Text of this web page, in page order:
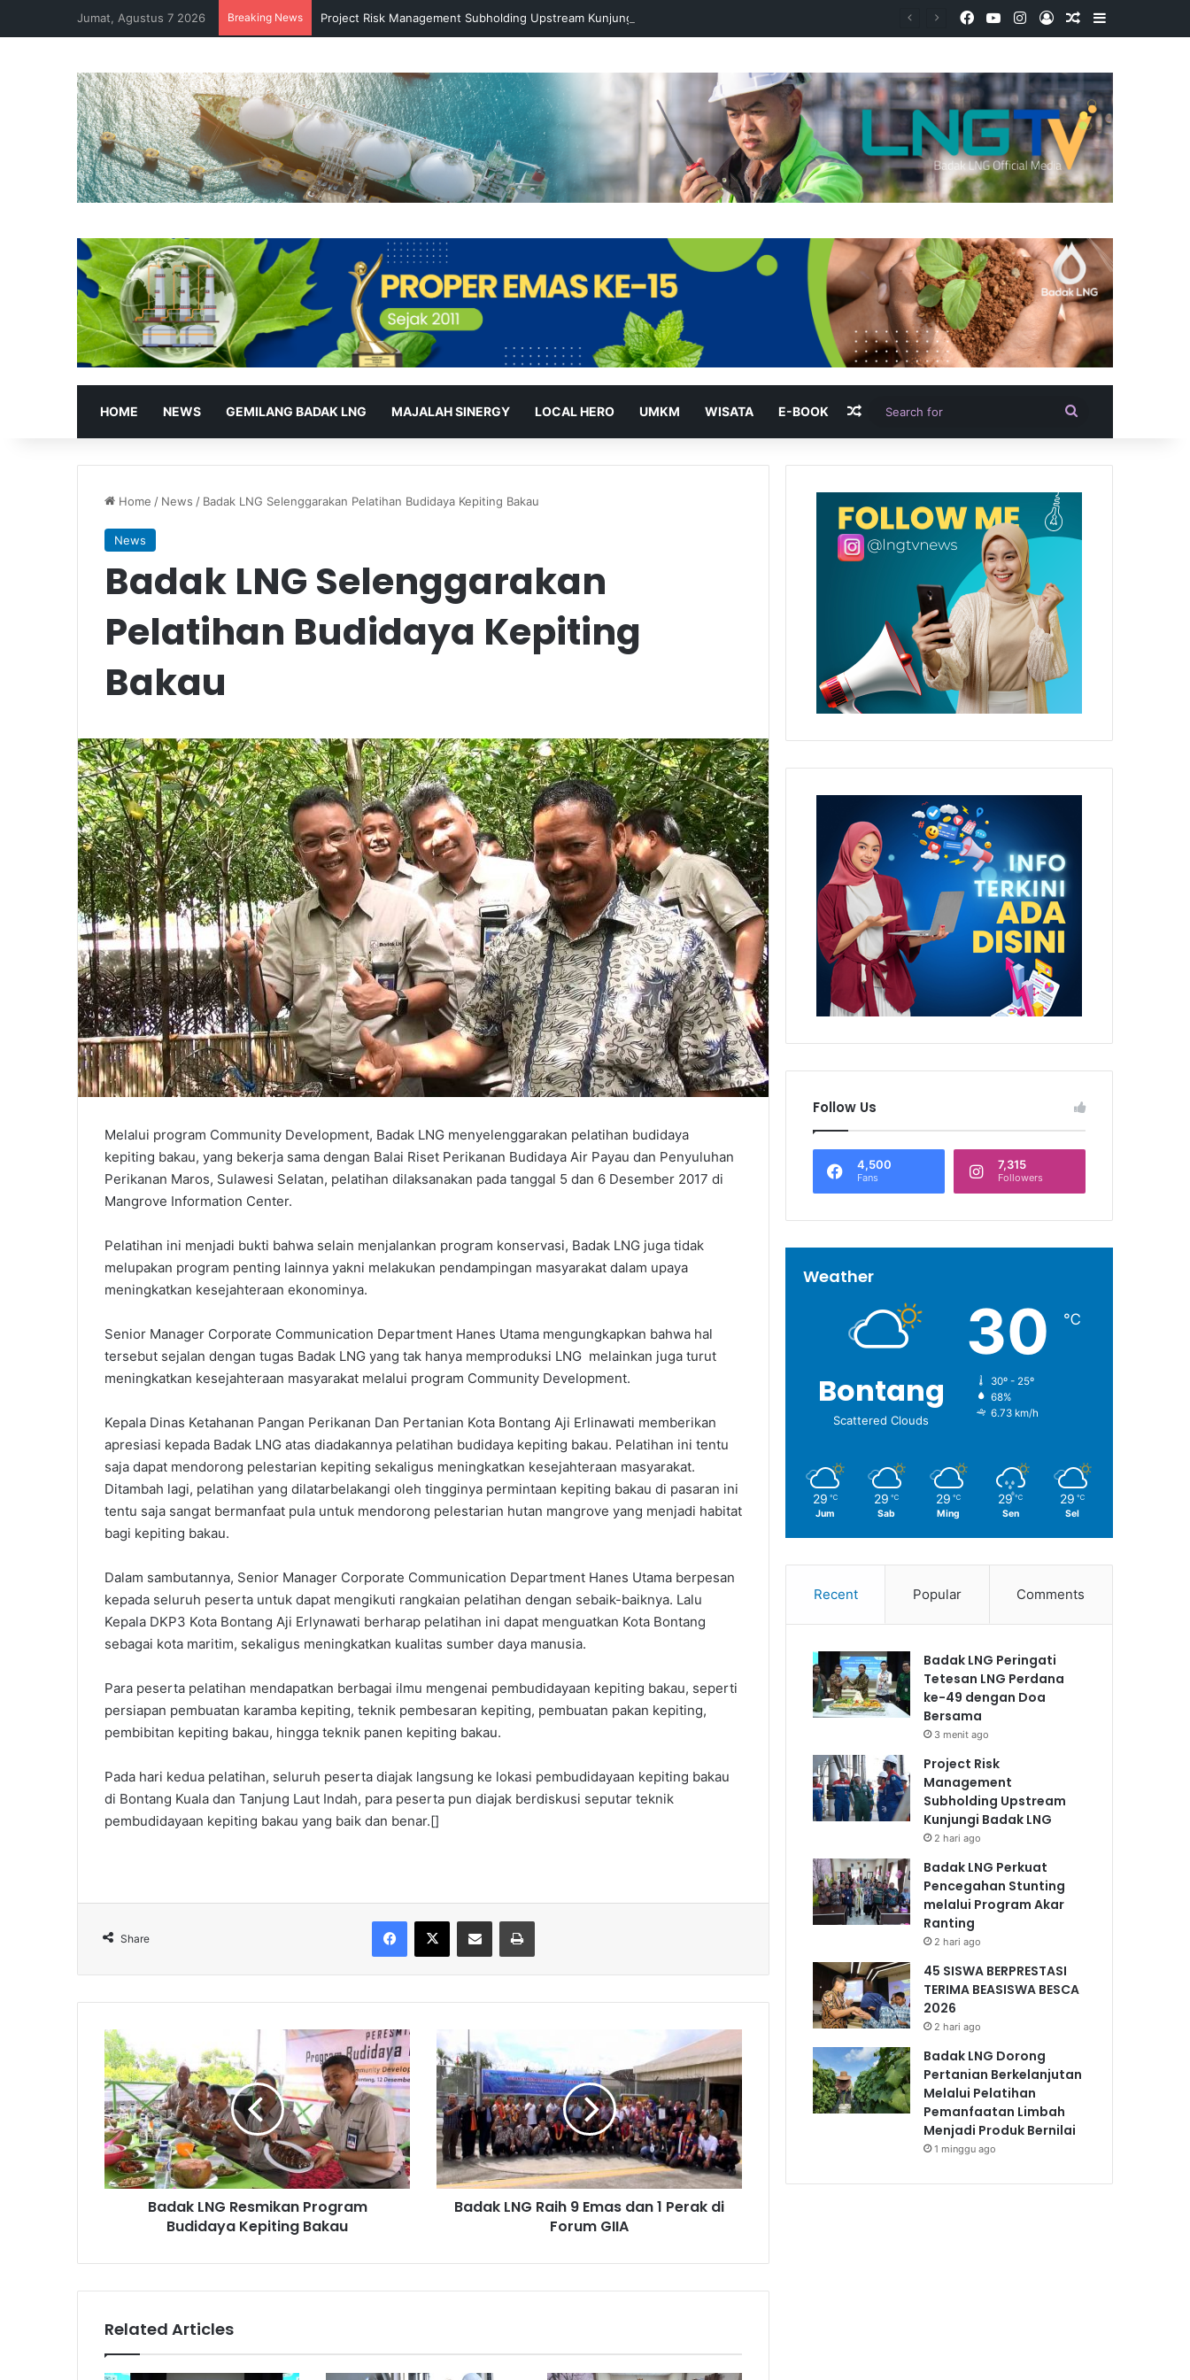
Jumat, Agustus 7 2026 Breaking News Project Risk Management Subholding Upstream Kunjungi Badak LNG Facebook
YouTubeInstagram
Log InRandom Article
Sidebar
HOME NEWS GEMILANG BADAK LNG MAJALAH SINERGY LOCAL HERO UMKM WISATA E-BOOK Random Article
for
Home / News / Badak LNG Selenggarakan Pelatihan Budidaya Kepiting Bakau
News
Badak LNG Selenggarakan
Pelatihan Budidaya Kepiting
Bakau
Melalui program Community Development, Badak LNG menyelenggarakan pelatihan budidaya
kepiting bakau, yang bekerja sama dengan Balai Riset Perikanan Budidaya Air Payau dan Penyuluhan
Perikanan Maros, Sulawesi Selatan, pelatihan dilaksanakan pada tanggal 5 dan 6 Desember 2017 di
Mangrove Information Center.
Pelatihan ini menjadi bukti bahwa selain menjalankan program konservasi, Badak LNG juga tidak
melupakan program penting lainnya yakni melakukan pendampingan masyarakat dalam upaya
meningkatkan kesejahteraan ekonominya.
Senior Manager Corporate Communication Department Hanes Utama mengungkapkan bahwa hal
tersebut sejalan dengan tugas Badak LNG yang tak hanya memproduksi LNG melainkan juga turut
meningkatkan kesejahteraan masyarakat melalui program Community Development.
Kepala Dinas Ketahanan Pangan Perikanan Dan Pertanian Kota Bontang Aji Erlinawati memberikan
apresiasi kepada Badak LNG atas diadakannya pelatihan budidaya kepiting bakau. Pelatihan ini tentu
saja dapat mendorong pelestarian kepiting sekaligus meningkatkan kesejahteraan masyarakat.
Ditambah lagi, pelatihan yang dilatarbelakangi oleh tingginya permintaan kepiting bakau di pasaran ini
tentu saja sangat bermanfaat pula untuk mendorong pelestarian hutan mangrove yang menjadi habitat
bagi kepiting bakau.
Dalam sambutannya, Senior Manager Corporate Communication Department Hanes Utama berpesan
kepada seluruh peserta untuk dapat mengikuti rangkaian pelatihan dengan sebaik-baiknya. Lalu
Kepala DKP3 Kota Bontang Aji Erlynawati berharap pelatihan ini dapat menguatkan Kota Bontang
sebagai kota maritim, sekaligus meningkatkan kualitas sumber daya manusia.
Para peserta pelatihan mendapatkan berbagai ilmu mengenai pembudidayaan kepiting bakau, seperti
persiapan pembuatan karamba kepiting, teknik pembesaran kepiting, pembuatan pakan kepiting,
pembibitan kepiting bakau, hingga teknik panen kepiting bakau.
Pada hari kedua pelatihan, seluruh peserta diajak langsung ke lokasi pembudidayaan kepiting bakau
di Bontang Kuala dan Tanjung Laut Indah, para peserta pun diajak berdiskusi seputar teknik
pembudidayaan kepiting bakau yang baik dan benar.[]
Share
Facebook
X Share via Email Print
Badak
LNG
Resmikan
Program
Budidaya
Kepiting
Bakau
Badak LNG Resmikan Program
Budidaya Kepiting Bakau
Badak
LNG
Raih
9
Emas
dan
1
Perak
di
ForumBadak LNG Raih 9 Emas dan 1 Perak di
Forum GIIA
Related Articles
Follow Us
4,500
Fans
7,315
Followers
Weather
Bontang
Scattered Clouds
30 ℃
30º - 25º
68%
6.73 km/h
29 ℃
Jum
29 ℃
Sab
29 ℃
Ming
29 ℃
Sen
29 ℃
Sel
Recent Popular Comments
Badak LNG Peringati
Tetesan LNG Perdana
ke-49 dengan Doa
Bersama
3 menit ago
Project Risk
Management
Subholding Upstream
Kunjungi Badak LNG
2 hari ago
Badak LNG Perkuat
Pencegahan Stunting
melalui Program Akar
Ranting
2 hari ago
45 SISWA BERPRESTASI
TERIMA BEASISWA BESCA
2026
2 hari ago
Badak LNG Dorong
Pertanian Berkelanjutan
Melalui Pelatihan
Pemanfaatan Limbah
Menjadi Produk Bernilai
1 minggu ago